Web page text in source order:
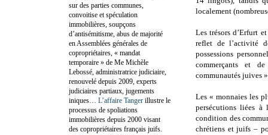
localement
Les trésors d’Erfurt
reflet de l’activité
possessions
commerçants et
communautés juives
Les « monnaies les
persécutions liées
condition des
chrétiens et juifs –
sur des parties communes,
convoitise et spéculation
immobilières, soupçons
d’antisémitisme, abus de majorité
en Assemblées générales de
copropriétaires, « mandat
temporaire » de Me Michèle
Lebossé, administratrice judiciaire,
renouvelé depuis 2009, experts
judiciaires partiaux, jugements
iniques… L’affaire Tanger illustre le
processus de spoliations
immobilières depuis 2000 visant
des copropriétaires français juifs.